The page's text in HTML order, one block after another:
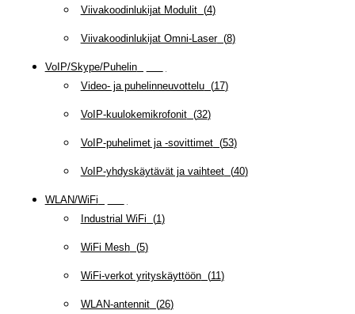
Viivakoodinlukijat Modulit(4)
Viivakoodinlukijat Omni-Laser(8)
VoIP/Skype/Puhelin(
Video- ja puhelinneuvottelu(17)
VoIP-kuulokemikrofonit(32)
VoIP-puhelimet ja -sovittimet(53)
VoIP-yhdyskäytävät ja vaihteet(40)
WLAN/WiFi
Industrial WiFi (1)
WiFi Mesh(5)
WiFi-verkot yrityskäyttöön(11)
WLAN-antennit(26)